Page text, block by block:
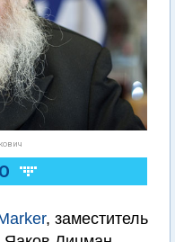
, заместитель